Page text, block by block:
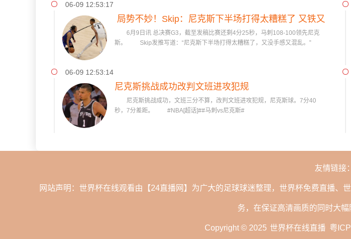
06-09 12:53:17
局势不妙！Skip：尼克斯下半场打得太糟糕了 又铁又
混乱
6月9日讯 总决赛G3，截至发稿比赛还剩4分25秒，马刺108-100领先尼克
斯。 Skip发推写道：“尼克斯下半场打得太糟糕了，又没手感又混乱。”
06-09 12:53:14
尼克斯挑战成功改判文班进攻犯规
尼克斯挑战成功，文班三分不算，改判文班进攻犯规，尼克斯球。7分40
秒，7分差距。 #NBA[超话]##马刺vs尼克斯#
友情链接：
网站声明：世界杯在线观看由【24直播网】为广大的足球球迷整理，世界杯免费直播
务，在保证高清画质的同时大
Copyright © 2025 世界杯在线直播 粤